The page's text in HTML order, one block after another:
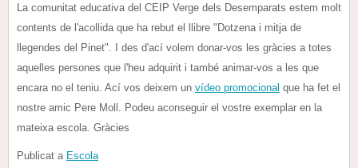
La comunitat educativa del CEIP Verge dels Desemparats estem molt
contents de l'acollida que ha rebut el llibre "Dotzena i mitja de
llegendes del Pinet". I des d'ací volem donar-vos les gràcies a totes
aquelles persones que l'heu adquirit i també animar-vos a les que
encara no el teniu. Ací vos deixem un vídeo promocional que ha fet el
nostre amic Pere Moll. Podeu aconseguir el vostre exemplar en la
mateixa escola. Gràcies
Publicat a Escola